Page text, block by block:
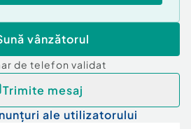
1
Da
vânzătorul
de telefon validat
Trimite mesaj
ale utilizatorului